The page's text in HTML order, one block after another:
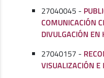
27040045 -
COMUNICACIÓN
DIVULGACIÓN EN
27040157 -
VISUALIZACIÓN